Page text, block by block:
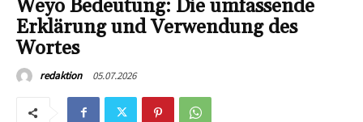
Weyo Bedeutung: Die umfassende
Erklärung und Verwendung des
Wortes
redaktion 05.07.2026